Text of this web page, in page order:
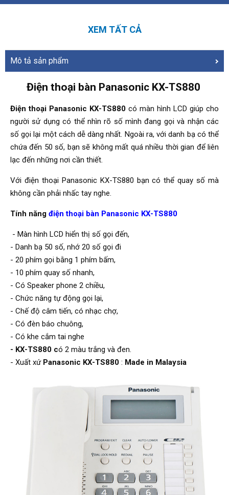
XEM TẤT CẢ
Mô tả sản phẩm
Điện thoại bàn Panasonic KX-TS880
Điện thoại Panasonic KX-TS880 có màn hình LCD giúp cho
người sử dụng có thể nhìn rõ số mình đang gọi và nhận các
số gọi lại một cách dễ dàng nhất. Ngoài ra, với danh bạ có thể
chứa đến 50 số, bạn sẽ không mất quá nhiều thời gian để liên
lạc đến những nơi cần thiết.
Với điện thoại Panasonic KX-TS880 bạn có thể quay số mà
không cần phải nhấc tay nghe.
Tính năng điện thoại bàn Panasonic KX-TS880
- Màn hình LCD hiển thị số gọi đến,
- Danh bạ 50 số, nhớ 20 số gọi đi
- 20 phím gọi bằng 1 phím bấm,
- 10 phím quay số nhanh,
- Có Speaker phone 2 chiều,
- Chức năng tự động gọi lại,
- Chế độ câm tiến, có nhạc chợ,
- Có đèn báo chuông,
- Có khe cắm tai nghe
- KX-TS880 có 2 màu trắng và đen.
- Xuất xứ Panasonic KX-TS880 : Made in Malaysia